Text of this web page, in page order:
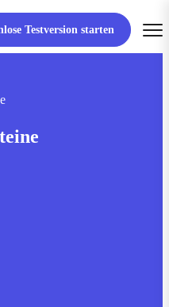
Testversion starten